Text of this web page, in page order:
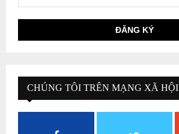
CHÚNG TÔI TRÊN MẠNG XÃ HỘI